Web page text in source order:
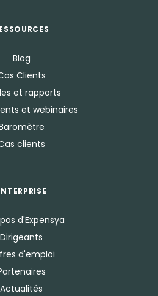
Blog
Clients
et rapports
et webinaires
clients
d'Expensya
Dirigeants
d'emploi
Actualités